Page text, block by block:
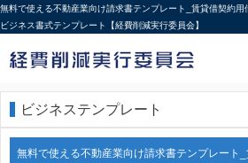
無料で使える不動産業向け請求書テンプレート_賃貸借契約用
ビジネス書式テンプレート【経費削減実行委員会】
ビジネステンプレート
無料で使える不動産業向け請求書テンプレート